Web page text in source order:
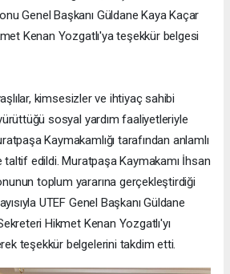
Genel Başkanı Güldane Kaya Kaçar
Kenan Yozgatlı'ya teşekkür belgesi
kimsesizler ve ihtiyaç sahibi
sosyal yardım faaliyetleriyle
Kaymakamlığı tarafından anlamlı
taltif edildi. Muratpaşa Kaymakamı İhsan
toplum yararına gerçekleştirdiği
UTEF Genel Başkanı Güldane
Hikmet Kenan Yozgatlı'yı
teşekkür belgelerini takdim etti.